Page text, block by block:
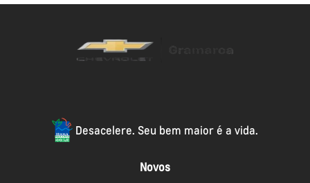
Desacelere. Seu bem maior é a vida.
Novos